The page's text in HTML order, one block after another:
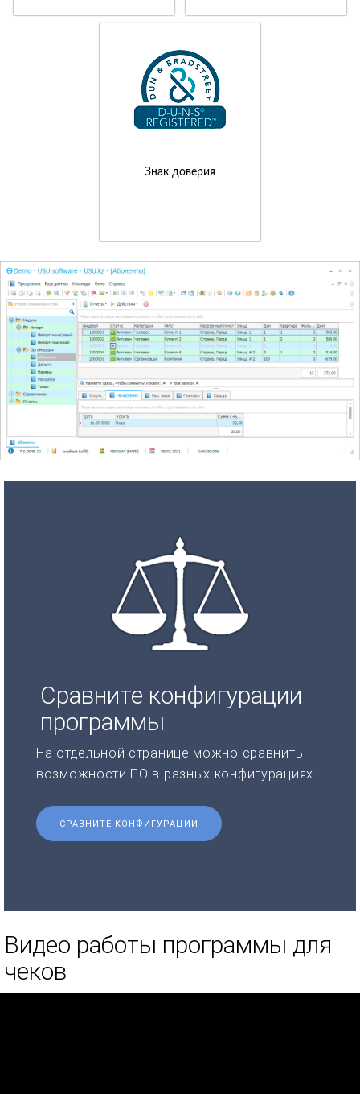
Знак доверия
Сравните конфигурации
программы
На отдельной странице можно сравнить
возможности ПО в разных конфигурациях.
СРАВНИТЕ КОНФИГУРАЦИИ
Видео работы программы для
чеков